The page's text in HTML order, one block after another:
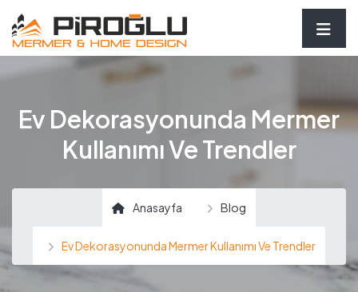
Ev Dekorasyonunda Mermer
Kullanımı Ve Trendler
Anasayfa Blog
Ev Dekorasyonunda Mermer Kullanımı Ve Trendler